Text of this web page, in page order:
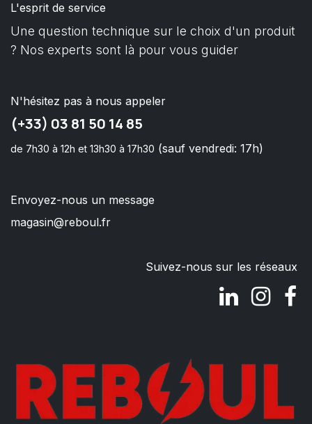
L'esprit de service
Une question technique sur le choix d'un produit
? Nos experts sont là pour vous guider
N'hésitez pas à nous appeler
(+33) 03 81 50 14 85
de 7h30 à 12h et 13h30 à 17h30 (sauf vendredi: 17h)
Envoyez-nous un message
magasin@reboul.fr
Suivez-nous sur les réseaux